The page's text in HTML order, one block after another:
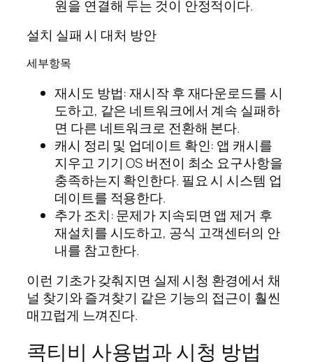
원을 연결해 두는 것이 안정적이다.
설치 실패 시 대처 방안
세부항목
재시도 방법: 재시작 후 재다운로드를 시
도하고, 같은 네트워크에서 계속 실패하
면 다른 네트워크로 전환해 본다.
캐시 정리 및 업데이트 확인: 앱 캐시를
지우고 기기 OS 버전이 최소 요구사항을
충족하는지 확인한다. 필요 시 시스템 업
데이트를 적용한다.
추가 조치: 문제가 지속되면 앱 제거 후
재설치를 시도하고, 공식 고객센터의 안
내를 참고한다.
이런 기초가 갖춰지면 실제 시청 환경에서 채
널 찾기와 즐겨찾기 같은 기능의 접근이 훨씬
매끄럽게 느껴진다.
콕티비 사용법과 시청 방법